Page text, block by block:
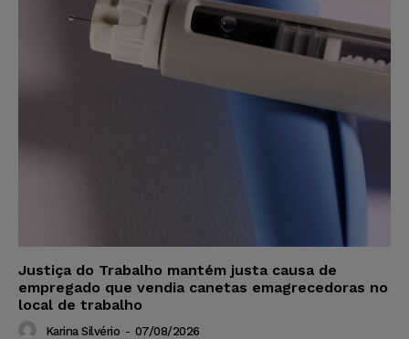
Justiça do Trabalho mantém justa causa de
empregado que vendia canetas emagrecedoras no
local de trabalho
Karina Silvério - 07/08/2026